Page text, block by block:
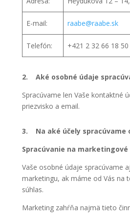
E-mail: raabe@raabe.sk
Telefón: +421 2 32 66 18 50
2. Aké osobné údaje
Spracúvame len Vaše kontaktné
priezvisko a email.
3. Na aké účely spracúvame
Spracúvanie na marketingové
Vaše osobné údaje spracúvame
marketingu, ak máme od Vás na
súhlas.
Marketing zahŕňa najmä tieto